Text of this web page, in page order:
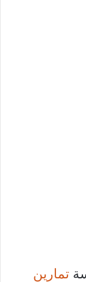
تمارين